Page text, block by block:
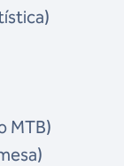
MTB)